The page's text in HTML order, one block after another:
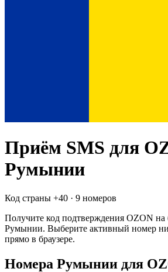
Приём SMS для
Румынии
Код страны +40 · 9 номеров
Получите код подтверждения OZON на
Румынии. Выберите активный номер
прямо в браузере.
Номера Румынии для